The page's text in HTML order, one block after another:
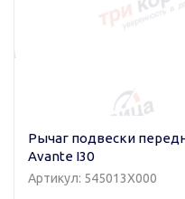
Рычаг подвески
Avante I30
Артикул: 545013X000